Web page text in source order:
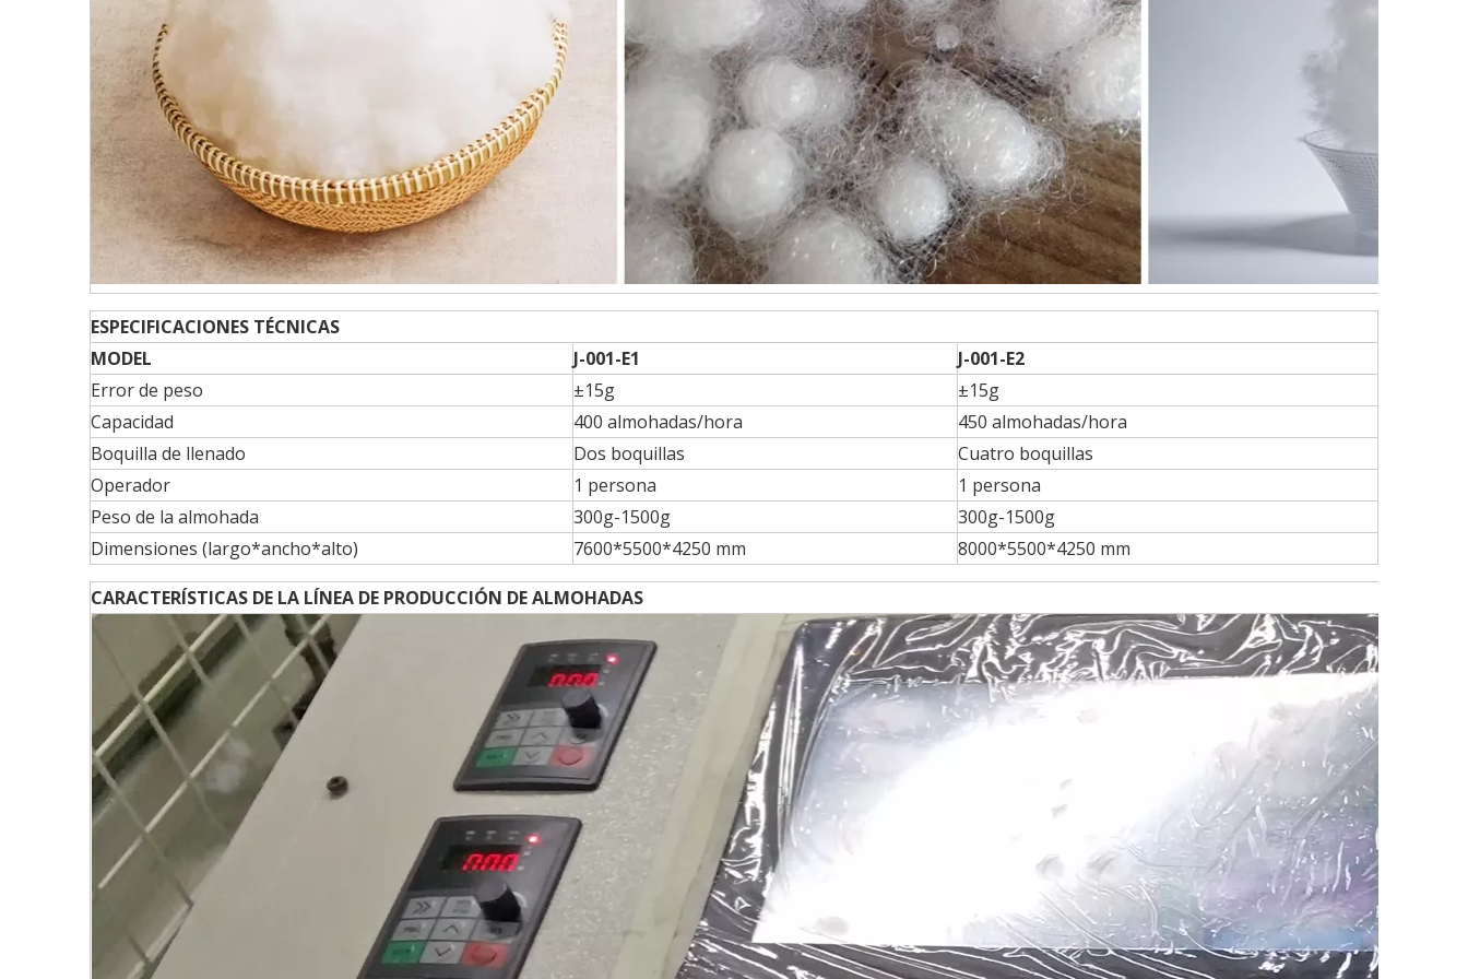
ESPECIFICACIONES TÉCNICAS
MODEL
J-001-E1
J-001-E2
Error de peso
±15g
±15g
Capacidad
400 almohadas/hora
450 almohadas/hora
Boquilla de llenado
Dos boquillas
Cuatro boquillas
Operador
1 persona
1 persona
Peso de la almohada
300g-1500g
300g-1500g
Dimensiones (largo*ancho*alto)
7600*5500*4250 mm 8000*5500*4250 mm
CARACTERÍSTICAS DE LA LÍNEA DE PRODUCCIÓN DE ALMOHADAS